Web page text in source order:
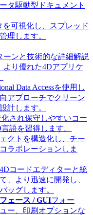
タ駆動型ドキュメント
を可視化し、スプレッド
理します。
ーンと技術的な詳細解説
より優れた4Dアプリケ
Data Accessを使用し
アプローチでクリーン
計します。
され保守しやすいコー
語を習得します。
クトを構造化し、チー
ラボレーションしま
4Dコードエディターと統
、より迅速に開発し、
ッグします。
ェース / GUIフォー
ー、印刷オプションな